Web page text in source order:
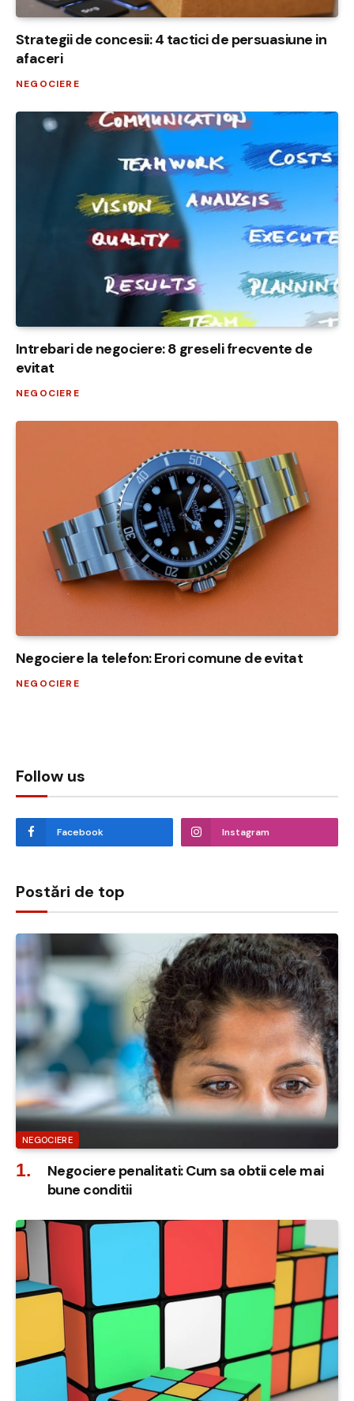
Strategii de concesii: 4 tactici de persuasiune in
afaceri
NEGOCIERE
Intrebari de negociere: 8 greseli frecvente de
evitat
NEGOCIERE
Negociere la telefon: Erori comune de evitat
NEGOCIERE
Follow us
Facebook Instagram
Postări de top
NEGOCIERE
Negociere penalitati: Cum sa obtii cele mai
bune conditii